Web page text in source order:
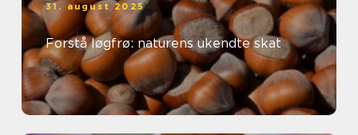
31. august 2025
Forstå løgfrø: naturens ukendte skat